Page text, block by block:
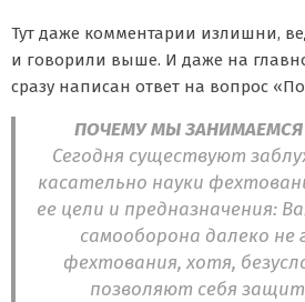
Тут даже комментарии излишни,
и говорили выше. И даже на
сразу написан ответ на вопрос
ПОЧЕМУ МЫ
Сегодня существуют
касательно науки
ее цели и предназначения:
самооборона далеко не
фехтования, хотя,
позволяют себя